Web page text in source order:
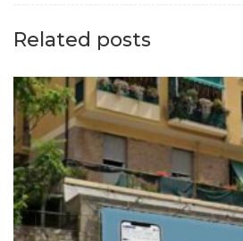
Related posts